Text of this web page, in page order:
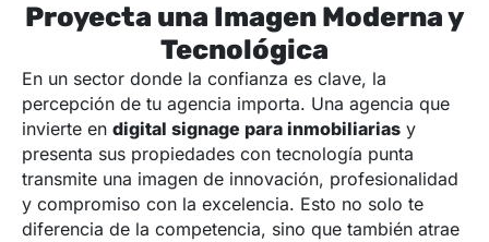
Proyecta una Imagen Moderna y
Tecnológica
En un sector donde la confianza es clave, la
percepción de tu agencia importa. Una agencia que
invierte en digital signage para inmobiliarias y
presenta sus propiedades con tecnología punta
transmite una imagen de innovación, profesionalidad
y compromiso con la excelencia. Esto no solo te
diferencia de la competencia, sino que también atrae